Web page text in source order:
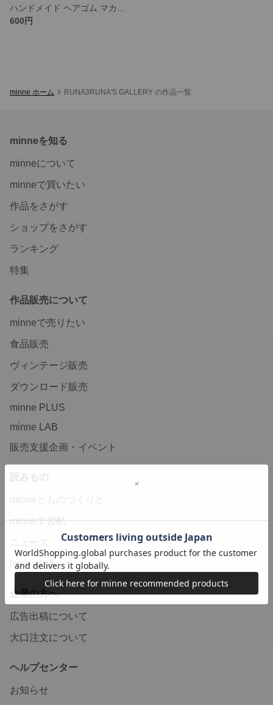
600円
minne ホーム RUNA3RUNA'S GALLERY の作品一覧
minneを知る
minneについて
minneで買いたい
作品をさがす
ショップをさがす
ランキング
特集
作品販売について
minneで売りたい
食品販売
ヴィンテージ販売
ダウンロード販売
minne PLUS
minne LAB
販売支援企画・イベント
読みもの
minneとものづくりと
minne学習帖
ニュース
minneの本
企業の方へ
広告出稿について
大口注文について
ヘルプセンター
お知らせ